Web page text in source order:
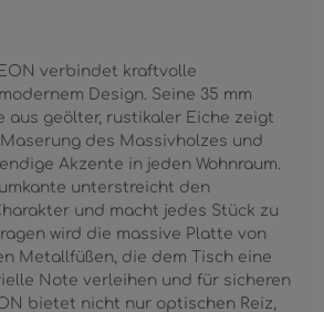
verbindet kraftvolle
Design. Seine 35 mm
aus geölter, rustikaler Eiche zeigt
des Massivholzes und
Akzente in jeden Wohnraum.
unterstreicht den
und macht jedes Stück zu
wird die massive Platte von
Metallfüßen, die dem Tisch eine
Note verleihen und für sicheren
bietet nicht nur optischen Reiz,